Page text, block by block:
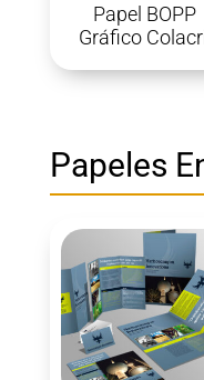
Papel BOPP
Gráfico
Papeles